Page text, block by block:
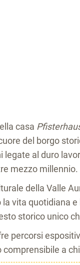
casa
del borgo
al duro
mezzo millennio.
della Valle
vita quotidiana
storico unico
percorsi
a